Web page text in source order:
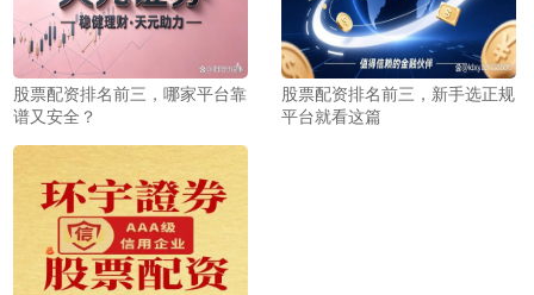
股票配资排名前三，哪家平台靠
谱又安全？
股票配资排名前三，新手选正规
平台就看这篇